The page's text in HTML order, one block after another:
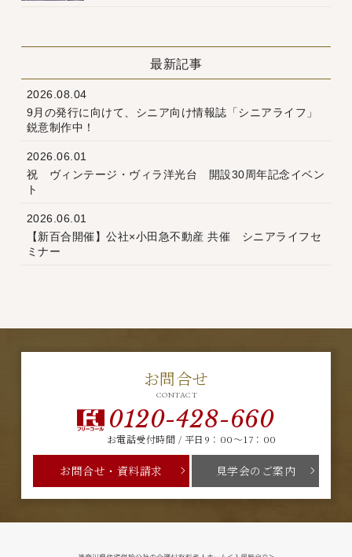
最新記事
2026.08.04
9月の発行に向けて、シニア向け情報誌「シニアライフ」
鋭意制作中！
2026.06.01
祝 ヴィンテージ・ヴィラ洋光台 開設30周年記念イベン
ト
2026.06.01
【新百合開催】公社×小田急不動産 共催 シニアライフセ
ミナー
お問合せ
CONTACT
0120-428-660
お電話受付時間 / 平日9：00～17：00
お問合せ・資料請求 見学会のご案内